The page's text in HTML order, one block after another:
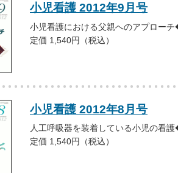
小児看護 2012年9月号
小児看護における父親へのアプロー
定価 1,540円（税込）
小児看護 2012年8月号
人工呼吸器を装着している小児の看
定価 1,540円（税込）